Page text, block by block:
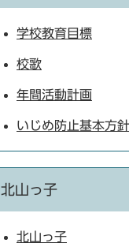
学校教育目標
校歌
年間活動計画
いじめ防止基本方針
北山っ子
北山っ子